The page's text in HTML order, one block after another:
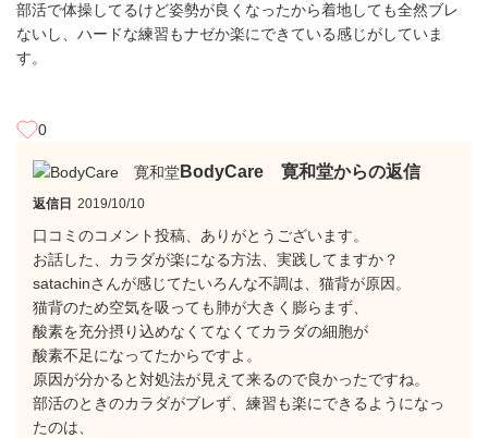
部活で体操してるけど姿勢が良くなったから着地しても全然ブレ
ないし、ハードな練習もナゼか楽にできている感じがしていま
す。
0
BodyCare 寛和堂からの返信
返信日 2019/10/10
口コミのコメント投稿、ありがとうございます。
お話した、カラダが楽になる方法、実践してますか？
satachinさんが感じてたいろんな不調は、猫背が原因。
猫背のため空気を吸っても肺が大きく膨らまず、
酸素を充分摂り込めなくてなくてカラダの細胞が
酸素不足になってたからですよ。
原因が分かると対処法が見えて来るので良かったですね。
部活のときのカラダがブレず、練習も楽にできるようになっ
たのは、